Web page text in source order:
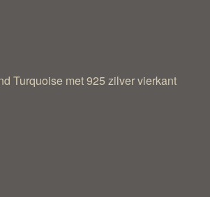
Turquoise met 925 zilver vierkant